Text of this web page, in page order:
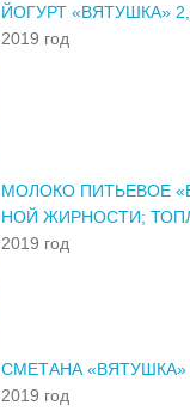
ЙОГУРТ «ВЯТУШКА»
2019 год
МОЛОКО ПИТЬЕВОЕ
НОЙ ЖИРНОСТИ;
2019 год
СМЕТАНА «ВЯТУШКА»
2019 год